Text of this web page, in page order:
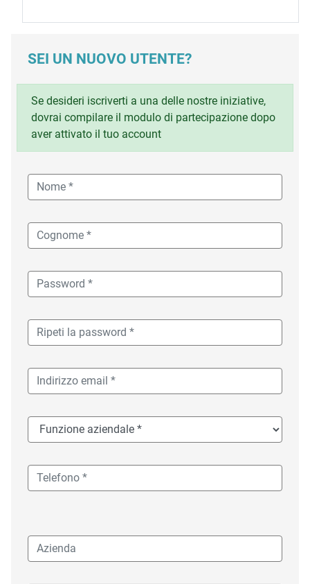
SEI UN NUOVO UTENTE?
Se desideri iscriverti a una delle nostre iniziative,
dovrai compilare il modulo di partecipazione dopo
aver attivato il tuo account